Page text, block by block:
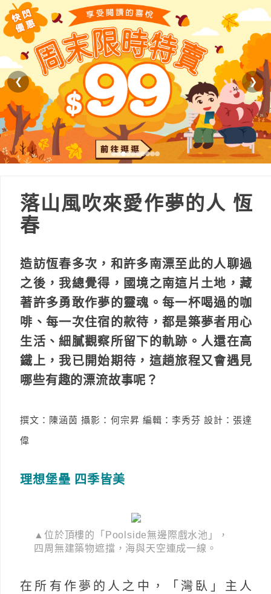
❮ ❯
落山風吹來愛作夢的人 恆
春
造訪恆春多次，和許多南漂至此的人聊過
之後，我總覺得，國境之南這片土地，藏
著許多勇敢作夢的靈魂。每一杯喝過的咖
啡、每一次住宿的款待，都是築夢者用心
生活、細膩觀察所留下的軌跡。人還在高
鐵上，我已開始期待，這趟旅程又會遇見
哪些有趣的漂流故事呢？
撰文：陳涵茵 攝影：何宗昇 編輯：李秀芬 設計：張達
偉
理想堡壘 四季皆美
▲位於頂樓的「Poolside無邊際戲水池」，
四周無建築物遮擋，海與天空連成一線。
在所有作夢的人之中，「灣臥」主人